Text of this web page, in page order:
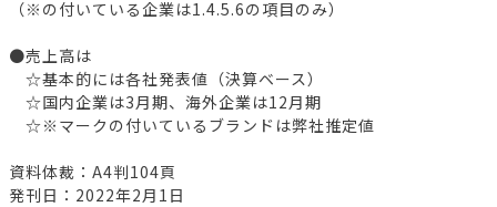
（※の付いている企業は1.4.5.6の項目のみ）
●売上高は
☆基本的には各社発表値（決算ベース）
☆国内企業は3月期、海外企業は12月期
☆※マークの付いているブランドは弊社推定値
資料体裁：A4判104頁
発刊日：2022年2月1日